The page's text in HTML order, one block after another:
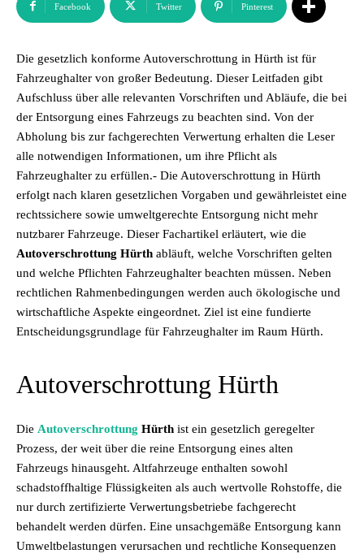
Facebook Twitter Pinterest
Die gesetzlich konforme Autoverschrottung in Hürth ist für
Fahrzeughalter von großer Bedeutung. Dieser Leitfaden gibt
Aufschluss über alle relevanten Vorschriften und Abläufe, die bei
der Entsorgung eines Fahrzeugs zu beachten sind. Von der
Abholung bis zur fachgerechten Verwertung erhalten die Leser
alle notwendigen Informationen, um ihre Pflicht als
Fahrzeughalter zu erfüllen.- Die Autoverschrottung in Hürth
erfolgt nach klaren gesetzlichen Vorgaben und gewährleistet eine
rechtssichere sowie umweltgerechte Entsorgung nicht mehr
nutzbarer Fahrzeuge. Dieser Fachartikel erläutert, wie die
Autoverschrottung Hürth abläuft, welche Vorschriften gelten
und welche Pflichten Fahrzeughalter beachten müssen. Neben
rechtlichen Rahmenbedingungen werden auch ökologische und
wirtschaftliche Aspekte eingeordnet. Ziel ist eine fundierte
Entscheidungsgrundlage für Fahrzeughalter im Raum Hürth.
Autoverschrottung Hürth
Die Autoverschrottung Hürth ist ein gesetzlich geregelter
Prozess, der weit über die reine Entsorgung eines alten
Fahrzeugs hinausgeht. Altfahrzeuge enthalten sowohl
schadstoffhaltige Flüssigkeiten als auch wertvolle Rohstoffe, die
nur durch zertifizierte Verwertungsbetriebe fachgerecht
behandelt werden dürfen. Eine unsachgemäße Entsorgung kann
Umweltbelastungen verursachen und rechtliche Konsequenzen